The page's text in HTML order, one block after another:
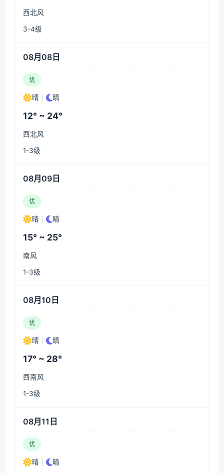
西北风
3-4级
08月08日
优
晴 晴
12° ~ 24°
西北风
1-3级
08月09日
优
晴 晴
15° ~ 25°
南风
1-3级
08月10日
优
晴 晴
17° ~ 28°
西南风
1-3级
08月11日
优
晴 晴